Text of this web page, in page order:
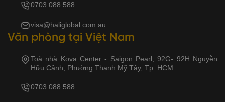
0703 088 588
visa@haliglobal.com.au
Văn phòng tại Việt Nam
Toà nhà Kova Center - Saigon Pearl, 92G- 92H Nguyễn
Hữu Cảnh, Phường Thạnh Mỹ Tây, Tp. HCM
0703 088 588